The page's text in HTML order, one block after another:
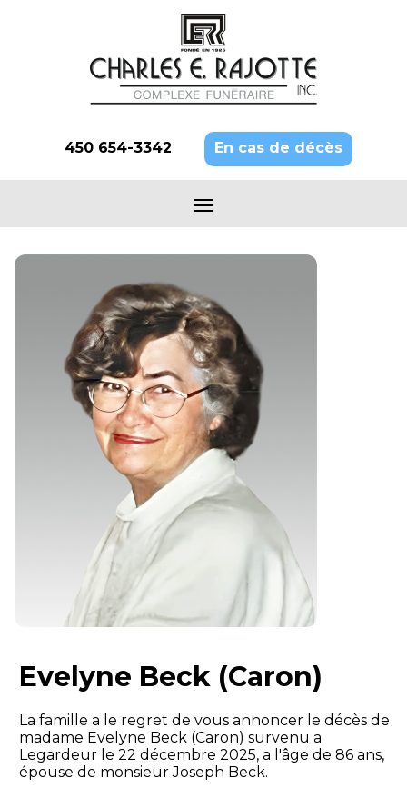
450 654-3342 En cas de décès
Evelyne Beck (Caron)
La famille a le regret de vous annoncer le décès de
madame Evelyne Beck (Caron) survenu a
Legardeur le 22 décembre 2025, a l'âge de 86 ans,
épouse de monsieur Joseph Beck.